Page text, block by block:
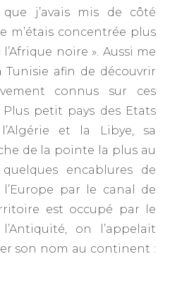
j’avais mis de côté
m’étais concentrée plus
noire ». Aussi me
Tunisie afin de découvrir
connus sur ces
Plus petit pays des Etats
et la Libye, sa
de la pointe la plus au
encablures de
par le canal de
est occupé par le
on l’appelait
son nom au continent :